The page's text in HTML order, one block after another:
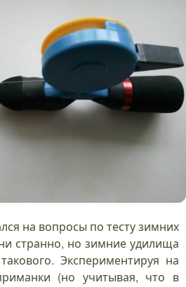
на вопросы по тесту зимних
странно, но зимние удилища
Экспериментируя на
(но учитывая, что в